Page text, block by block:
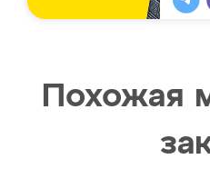
Похожая